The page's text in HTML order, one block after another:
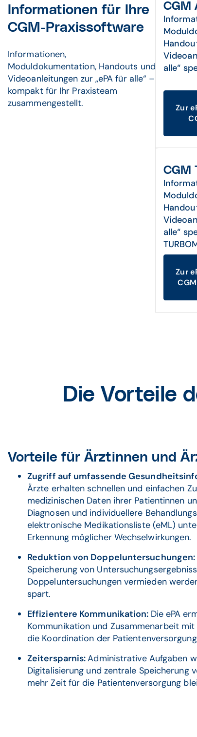
Informationen für Ihre
CGM-Praxissoftware
Informationen,
Moduldokumentation, Handouts und
Videoanleitungen zur „ePA für alle“ –
kompakt für Ihr Praxisteam
zusammengestellt.
CGM
alle“
Zur
CGM
alle“
Zur
Die Vorteile
Vorteile für Ärztinnen und
Zugriff auf umfassende
Ärzte erhalten schnellen und einfachen
medizinischen Daten ihrer Patientinnen
Diagnosen und individuellere
elektronische Medikationsliste (eML)
Erkennung möglicher Wechselwirkungen.
Reduktion von Doppeluntersuchungen:
Speicherung von
Doppeluntersuchungen vermieden
spart.
Effizientere Kommunikation: Die ePA
Kommunikation und Zusammenarbeit
die Koordination der
Zeitersparnis:Administrative Aufgaben
Digitalisierung und zentrale Speicherung
mehr Zeit für die Patientenversorgung